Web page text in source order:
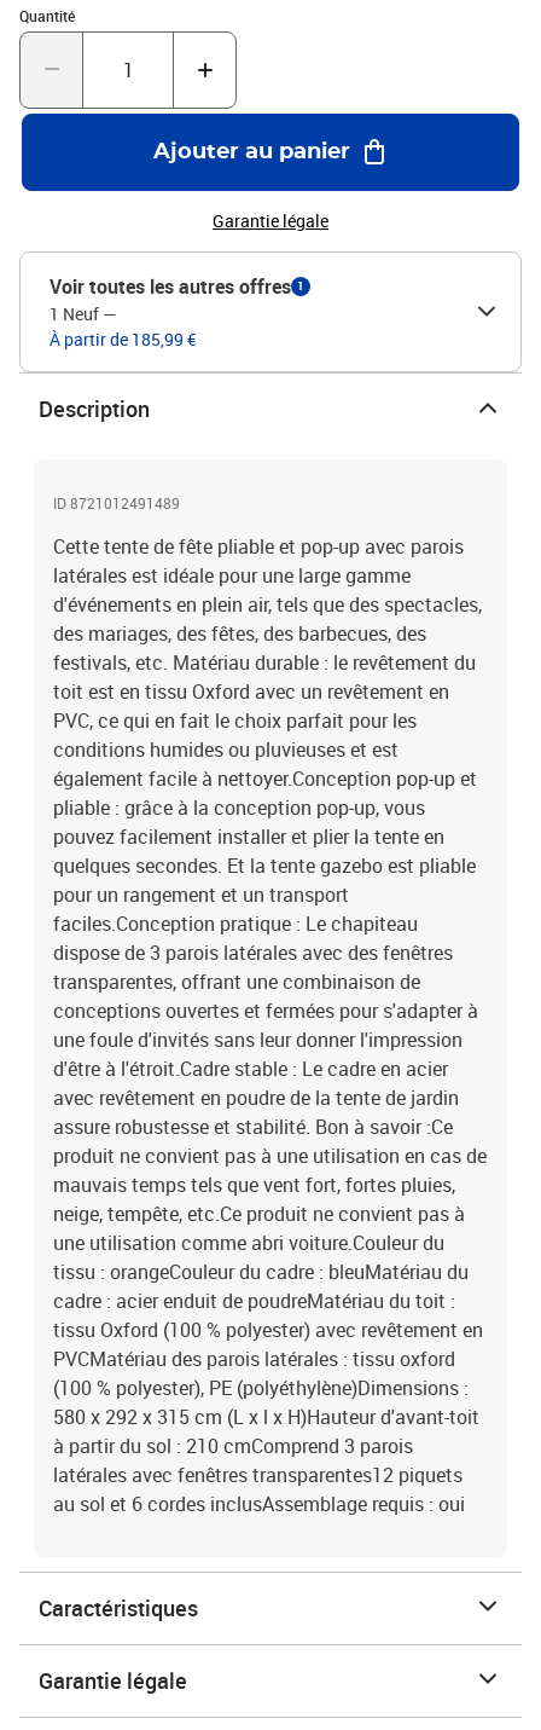
chapiteau dispose de 3 parois latérales avec des fenêtres
transparentes, offrant une combinaison de conceptions ouvertes
et fermées pour s'adapter à une foule d'invités sans leur donner
revêtement en poudre de la tente de jardin assure robustesse et
stabilité. Bon à savoir :Ce produit ne convient pas à une utilisation
en cas de mauvais temps tels que vent fort, fortes pluies, neige,
tempête, etc.Ce produit ne convient pas à une utilisation comme
abri voiture.Couleur du tissu : orangeCouleur du cadre :
tissu Oxford (100 % polyester) avec revêtement en PVCMatériau
des parois latérales : tissu oxford (100 % polyester), PE
(polyéthylène)Dimensions : 580 x 292 x 315 cm (L x l x H)Hauteur
d'avant-toit à partir du sol : 210 cmComprend 3 parois latérales
avec fenêtres transparentes12 piquets au sol et 6 cordes
Quantité
Quantité : 1
Ajouter au panier
Garantie légale
Voir toutes les autres offres 1
1 Neuf —
À partir de 185,99 €
Description
ID 8721012491489
Cette tente de fête pliable et pop-up avec parois
latérales est idéale pour une large gamme
d'événements en plein air, tels que des spectacles,
des mariages, des fêtes, des barbecues, des
festivals, etc. Matériau durable : le revêtement du
toit est en tissu Oxford avec un revêtement en
PVC, ce qui en fait le choix parfait pour les
conditions humides ou pluvieuses et est
également facile à nettoyer.Conception pop-up et
pliable : grâce à la conception pop-up, vous
pouvez facilement installer et plier la tente en
quelques secondes. Et la tente gazebo est pliable
pour un rangement et un transport
faciles.Conception pratique : Le chapiteau
dispose de 3 parois latérales avec des fenêtres
transparentes, offrant une combinaison de
conceptions ouvertes et fermées pour s'adapter à
une foule d'invités sans leur donner l'impression
d'être à l'étroit.Cadre stable : Le cadre en acier
avec revêtement en poudre de la tente de jardin
assure robustesse et stabilité. Bon à savoir :Ce
produit ne convient pas à une utilisation en cas de
mauvais temps tels que vent fort, fortes pluies,
neige, tempête, etc.Ce produit ne convient pas à
une utilisation comme abri voiture.Couleur du
tissu : orangeCouleur du cadre : bleuMatériau du
cadre : acier enduit de poudreMatériau du toit :
tissu Oxford (100 % polyester) avec revêtement en
PVCMatériau des parois latérales : tissu oxford
(100 % polyester), PE (polyéthylène)Dimensions :
580 x 292 x 315 cm (L x l x H)Hauteur d'avant-toit
à partir du sol : 210 cmComprend 3 parois
latérales avec fenêtres transparentes12 piquets
au sol et 6 cordes inclusAssemblage requis : oui
Caractéristiques
Garantie légale